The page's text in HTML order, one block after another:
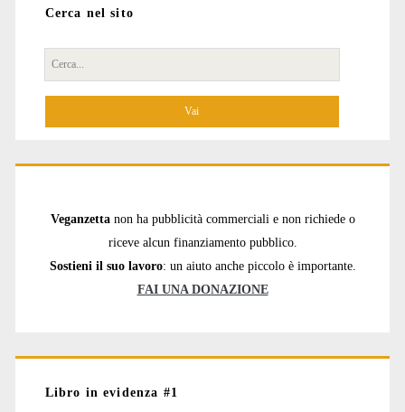
Cerca nel sito
Cerca
per:
Veganzetta non ha pubblicità commerciali e non richiede o
riceve alcun finanziamento pubblico.
Sostieni il suo lavoro: un aiuto anche piccolo è importante.
FAI UNA DONAZIONE
Libro in evidenza #1